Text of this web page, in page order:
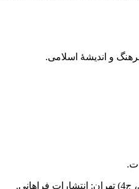
و اندیشۀ اسلامی.